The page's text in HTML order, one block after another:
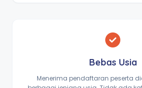
Bebas Usia
Menerima pendaftaran peserta